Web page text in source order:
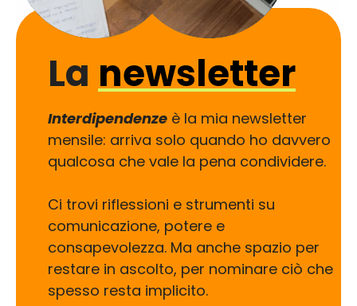
La newsletter
Interdipendenze è la mia newsletter
mensile: arriva solo quando ho davvero
qualcosa che vale la pena condividere.
Ci trovi riflessioni e strumenti su
comunicazione, potere e
consapevolezza. Ma anche spazio per
restare in ascolto, per nominare ciò che
spesso resta implicito.